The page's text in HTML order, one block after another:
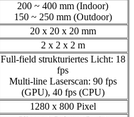
200 ~ 400 mm (Indoor)
150 ~ 250 mm (Outdoor)
20 x 20 x 20 mm
2 x 2 x 2 m
Full-field strukturiertes Licht: 18
fps
Multi-line Laserscan: 90 fps
(GPU), 40 fps (CPU)
1280 x 800 Pixel